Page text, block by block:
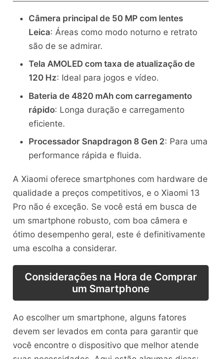
Câmera principal de 50 MP com lentes
Leica: Áreas como modo noturno e retrato
são de se admirar.
Tela AMOLED com taxa de atualização de
120 Hz: Ideal para jogos e vídeo.
Bateria de 4820 mAh com carregamento
rápido: Longa duração e carregamento
eficiente.
Processador Snapdragon 8 Gen 2: Para uma
performance rápida e fluida.
A Xiaomi oferece smartphones com hardware de
qualidade a preços competitivos, e o Xiaomi 13
Pro não é exceção. Se você está em busca de
um smartphone robusto, com boa câmera e
ótimo desempenho geral, este é definitivamente
uma escolha a considerar.
Considerações na Hora de Comprar
um Smartphone
Ao escolher um smartphone, alguns fatores
devem ser levados em conta para garantir que
você encontre o dispositivo que melhor atende